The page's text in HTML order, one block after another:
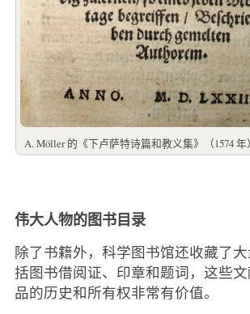
A. Möller 的《下卢萨特诗篇和教义集》（1574 年）
伟大人物的图书目录
除了书籍外，科学图书馆还收藏了
括图书借阅证、印章和题词，这些
品的历史和所有权非常有价值。